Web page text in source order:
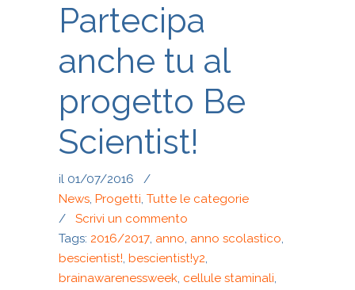
Partecipa
anche tu al
progetto Be
Scientist!
il 01/07/2016
/
News, Progetti, Tutte le categorie
/ Scrivi un commento
Tags: 2016/2017, anno, anno scolastico,
bescientist!, bescientist!y2,
brainawarenessweek, cellule staminali,